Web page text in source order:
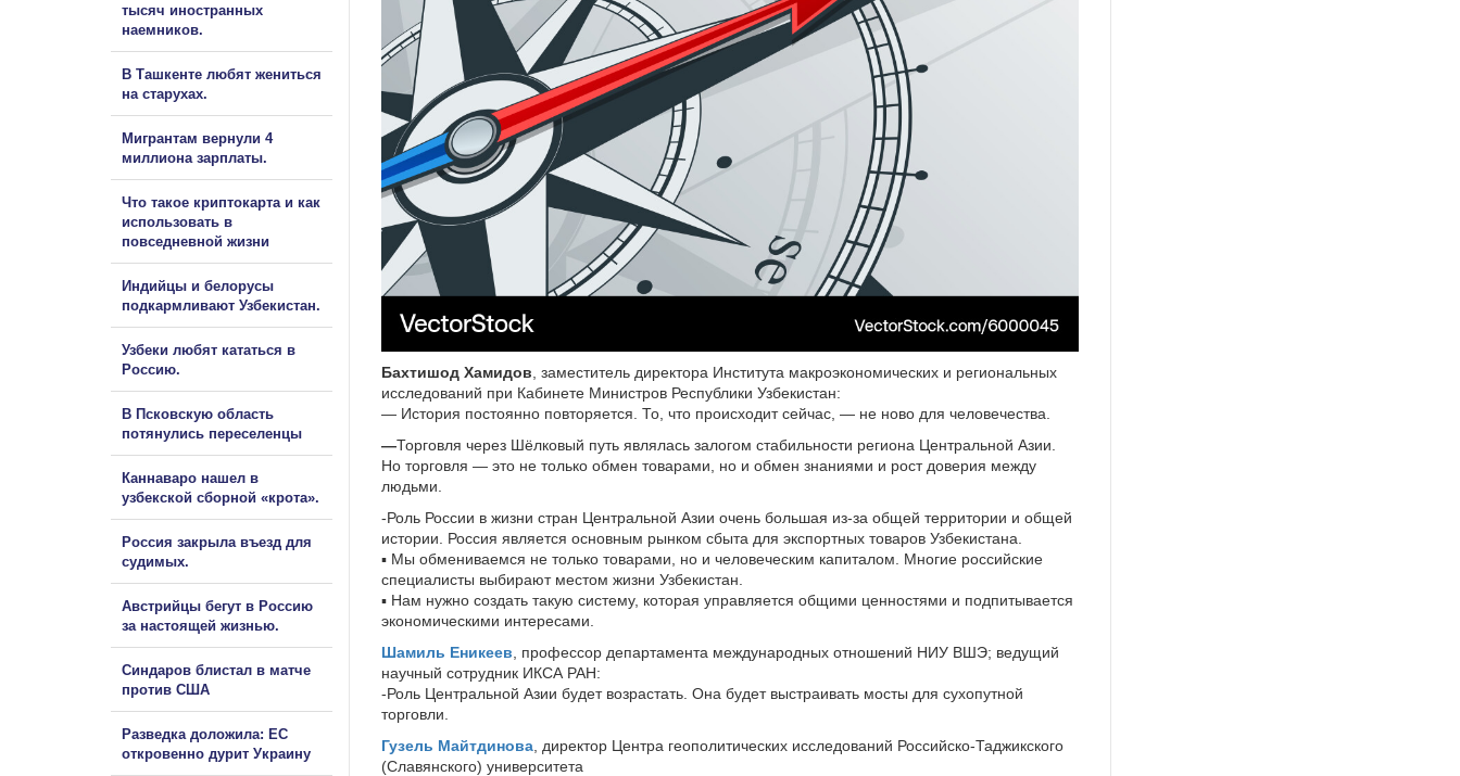
Бахтишод Хамидов , заместитель директора Института макроэкономических и региональных
исследований при Кабинете Министров Республики Узбекистан:
— История постоянно повторяется. То, что происходит сейчас, — не ново для человечества.
—Торговля через Шёлковый путь являлась залогом стабильности региона Центральной Азии.
Но торговля — это не только обмен товарами, но и обмен знаниями и рост доверия между
людьми.
-Роль России в жизни стран Центральной Азии очень большая из-за общей территории и общей
истории. Россия является основным рынком сбыта для экспортных товаров Узбекистана.
▪️ Мы обмениваемся не только товарами, но и человеческим капиталом. Многие российские
специалисты выбирают местом жизни Узбекистан.
▪️ Нам нужно создать такую систему, которая управляется общими ценностями и подпитывается
экономическими интересами.
Шамиль Еникеев , профессор департамента международных отношений НИУ ВШЭ; ведущий
научный сотрудник ИКСА РАН:
-Роль Центральной Азии будет возрастать. Она будет выстраивать мосты для сухопутной
торговли.
Гузель Майтдинова , директор Центра геополитических исследований Российско-Таджикского
(Славянского) университета
тысяч иностранных
наемников.
В Ташкенте любят жениться
на старухах.
Мигрантам вернули 4
миллиона зарплаты.
Что такое криптокарта и как
использовать в
повседневной жизни
Индийцы и белорусы
подкармливают Узбекистан.
Узбеки любят кататься в
Россию.
В Псковскую область
потянулись переселенцы
Каннаваро нашел в
узбекской сборной «крота».
Россия закрыла въезд для
судимых.
Австрийцы бегут в Россию
за настоящей жизнью.
Синдаров блистал в матче
против США
Разведка доложила: ЕС
откровенно дурит Украину